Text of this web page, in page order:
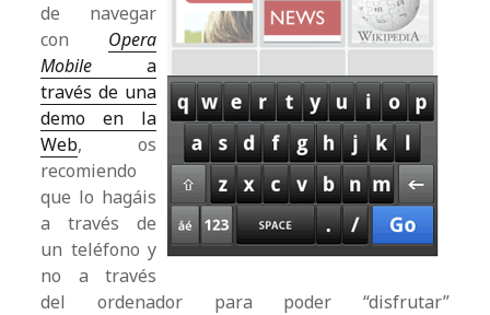
de navegar
con Opera
Mobile a
través de una
demo en la
Web, os
recomiendo
que lo hagáis
a través de
un teléfono y
no a través
del ordenador para poder “disfrutar”